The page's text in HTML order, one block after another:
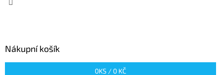
Nákupní košík
0KS / 0 KČ